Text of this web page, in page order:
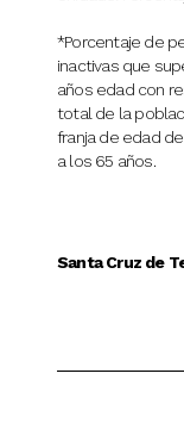
*Porcentaje de
inactivas que
años edad con
total de la
franja de edad
a los 65 años.
Santa Cruz de